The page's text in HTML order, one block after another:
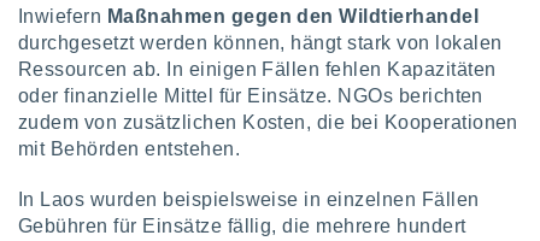
Inhalte,
und der
von
Inwiefern Maßnahmen gegen den Wildtierhandel
durchgesetzt werden können, hängt stark von lokalen
Ressourcen ab. In einigen Fällen fehlen Kapazitäten
oder finanzielle Mittel für Einsätze. NGOs berichten
zudem von zusätzlichen Kosten, die bei Kooperationen
mit Behörden entstehen.
In Laos wurden beispielsweise in einzelnen Fällen
Gebühren für Einsätze fällig, die mehrere hundert